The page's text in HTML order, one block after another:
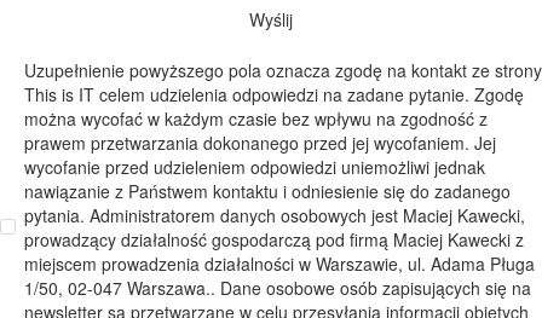
Wyślij
Uzupełnienie powyższego pola oznacza zgodę na kontakt ze strony
This is IT celem udzielenia odpowiedzi na zadane pytanie. Zgodę
można wycofać w każdym czasie bez wpływu na zgodność z
prawem przetwarzania dokonanego przed jej wycofaniem. Jej
wycofanie przed udzieleniem odpowiedzi uniemożliwi jednak
nawiązanie z Państwem kontaktu i odniesienie się do zadanego
pytania. Administratorem danych osobowych jest Maciej Kawecki,
prowadzący działalność gospodarczą pod firmą Maciej Kawecki z
miejscem prowadzenia działalności w Warszawie, ul. Adama Pługa
1/50, 02-047 Warszawa.. Dane osobowe osób zapisujących się na
newsletter są przetwarzane w celu przesyłania informacji objętych